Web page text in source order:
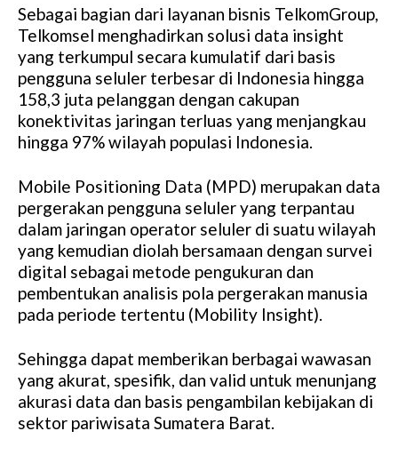
Sebagai bagian dari layanan bisnis TelkomGroup,
Telkomsel menghadirkan solusi data insight
yang terkumpul secara kumulatif dari basis
pengguna seluler terbesar di Indonesia hingga
158,3 juta pelanggan dengan cakupan
konektivitas jaringan terluas yang menjangkau
hingga 97% wilayah populasi Indonesia.
Mobile Positioning Data (MPD) merupakan data
pergerakan pengguna seluler yang terpantau
dalam jaringan operator seluler di suatu wilayah
yang kemudian diolah bersamaan dengan survei
digital sebagai metode pengukuran dan
pembentukan analisis pola pergerakan manusia
pada periode tertentu (Mobility Insight).
Sehingga dapat memberikan berbagai wawasan
yang akurat, spesifik, dan valid untuk menunjang
akurasi data dan basis pengambilan kebijakan di
sektor pariwisata Sumatera Barat.